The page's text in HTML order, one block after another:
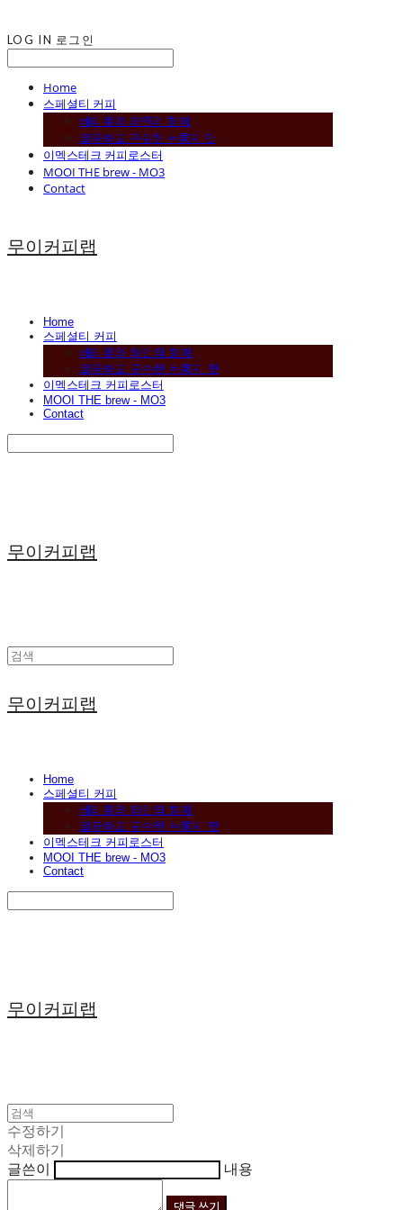
LOG IN 로그인
Home
스페셜티 커피
베리류와 와인의 향미
깔끔하고 구수한 누룽지 맛
이멕스테크 커피로스터
MOOI THE brew - MO3
Contact
무이커피랩
Home
스페셜티 커피
베리류와 와인의 향미
깔끔하고 구수한 누룽지 맛
이멕스테크 커피로스터
MOOI THE brew - MO3
Contact
무이커피랩
무이커피랩
Home
스페셜티 커피
베리류와 와인의 향미
깔끔하고 구수한 누룽지 맛
이멕스테크 커피로스터
MOOI THE brew - MO3
Contact
무이커피랩
수정하기
삭제하기
글쓴이
내용